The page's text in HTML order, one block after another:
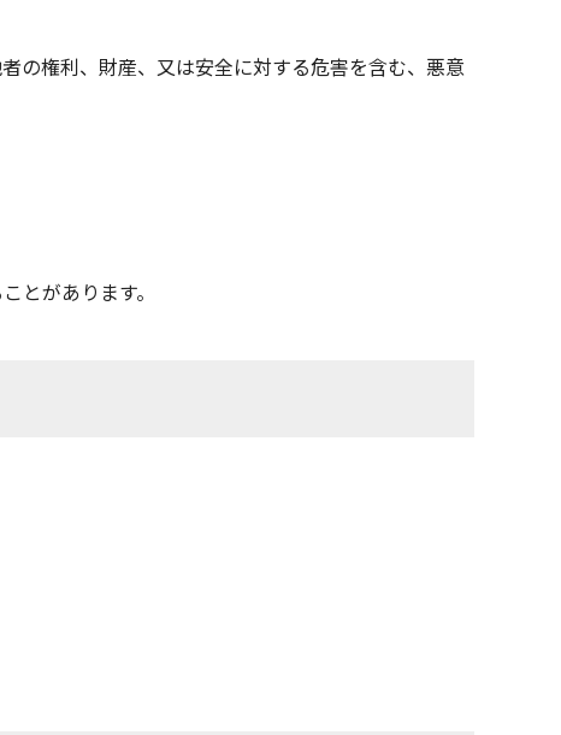
の権利、財産、又は安全に対する危害を含む、悪意
とがあります。